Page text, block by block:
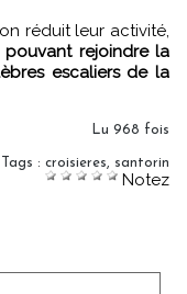
réduit leur activité,
pouvant rejoindre la
escaliers de la
Lu 968 fois
Tags : croisieres, santorin
Notez